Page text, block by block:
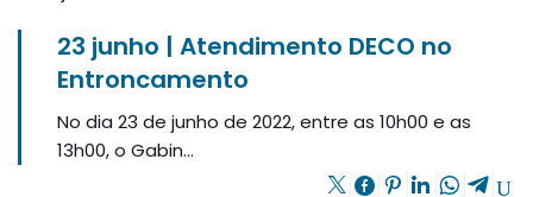
23 junho | Atendimento DECO no
Entroncamento
No dia 23 de junho de 2022, entre as 10h00 e as
13h00, o Gabin...